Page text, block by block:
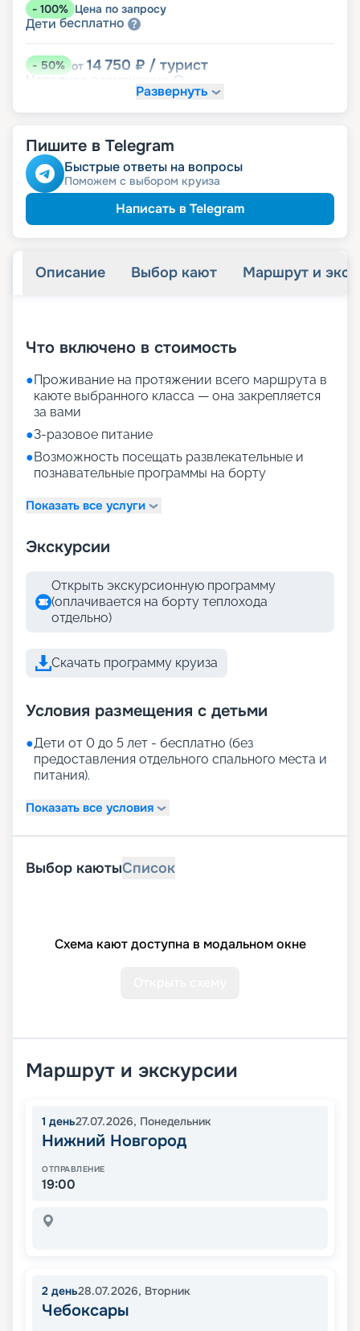
- 100% Цена по запросу
Детибесплатно
-50% от 14 750 ₽ / турист
Неполное
Скидки за размещение на дополнительных
места
-15% от 25 075 ₽/ турист
Скидка пенсионерам
Развернуть
Пишите в Telegram
Быстрые ответы на вопросы
Поможем с выбором круиза
Написать в Telegram
Описание Выбор кают Маршрут и
Что включено в стоимость
●Проживание на протяжении всего маршрута в
каюте выбранного класса — она закрепляется
за вами
●3-разовое питание
●Возможность посещать развлекательные и
познавательные программы на борту
Показать все услуги
Экскурсии
Открыть экскурсионную программу
(оплачивается на борту теплохода
отдельно)
Скачать программу круиза
Условия размещения с детьми
●Дети от 0 до 5 лет - бесплатно (без
предоставления отдельного спального места и
питания).
Показать все условия
Выбор каютыСписок
Схема кают доступна в модальном окне
Маршрут и экскурсии
1 день27.07.2026, Понедельник
Нижний Новгород
ОТПРАВЛЕНИЕ
19:00
2 день28.07.2026, Вторник
Чебоксары